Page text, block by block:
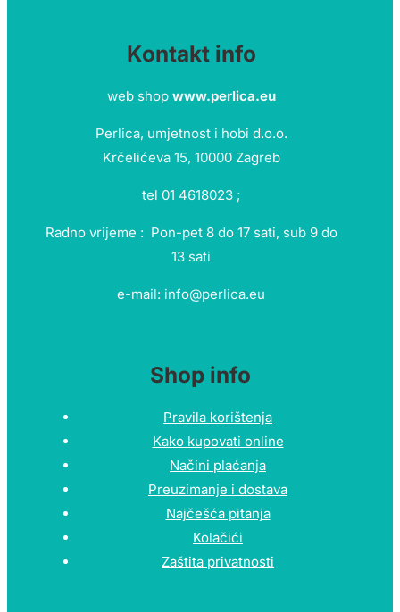
Kontakt info
web shop www.perlica.eu
Perlica, umjetnost i hobi d.o.o.
Krčelićeva 15, 10000 Zagreb
tel 01 4618023 ;
Radno vrijeme : Pon-pet 8 do 17 sati, sub 9 do
13 sati
e-mail: info@perlica.eu
Shop info
Pravila korištenja
Kako kupovati online
Načini plaćanja
Preuzimanje i dostava
Najčešća pitanja
Kolačići
Zaštita privatnosti